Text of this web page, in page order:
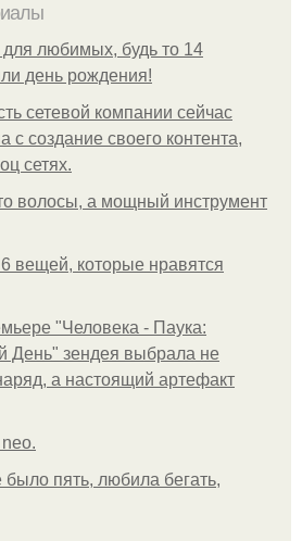
любимых, будь то 14
день рождения!
сетевой компании сейчас
с создание своего контента,
сетях.
волосы, а мощный инструмент
вещей, которые нравятся
"Человека - Паука:
зендея выбрала не
а настоящий артефакт
пять, любила бегать,